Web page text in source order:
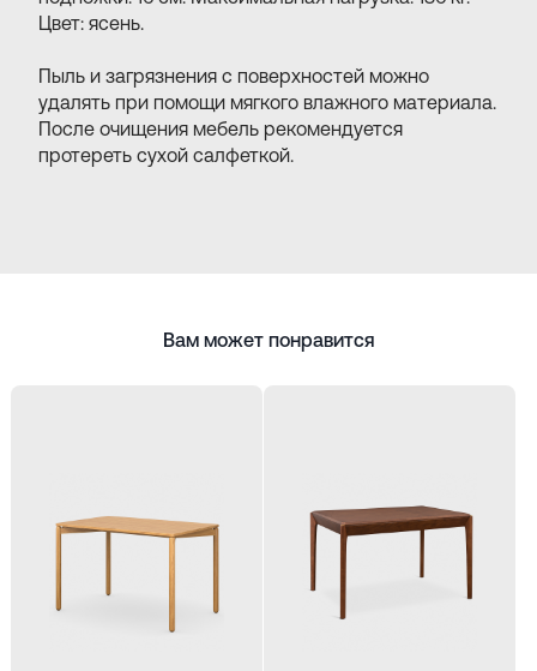
Цвет: ясень.
Пыль и загрязнения с поверхностей можно
удалять при помощи мягкого влажного материала.
После очищения мебель рекомендуется
протереть сухой салфеткой.
Вам может понравится